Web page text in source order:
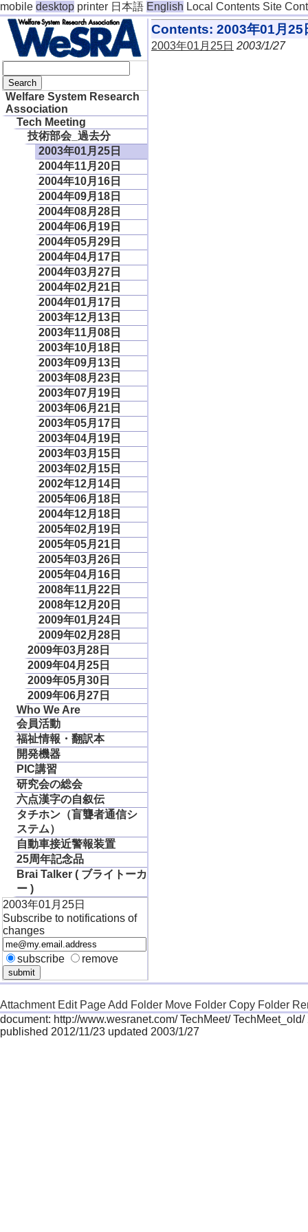
mobile desktop printer 日本語 English Local Contents Site
Welfare System Research
Association
Tech Meeting
技術部会_過去分
2003年01月25日
2004年11月20日
2004年10月16日
2004年09月18日
2004年08月28日
2004年06月19日
2004年05月29日
2004年04月17日
2004年03月27日
2004年02月21日
2004年01月17日
2003年12月13日
2003年11月08日
2003年10月18日
2003年09月13日
2003年08月23日
2003年07月19日
2003年06月21日
2003年05月17日
2003年04月19日
2003年03月15日
2003年02月15日
2002年12月14日
2005年06月18日
2004年12月18日
2005年02月19日
2005年05月21日
2005年03月26日
2005年04月16日
2008年11月22日
2008年12月20日
2009年01月24日
2009年02月28日
2009年03月28日
2009年04月25日
2009年05月30日
2009年06月27日
Who We Are
会員活動
福祉情報・翻訳本
開発機器
PIC講習
研究会の総会
六点漢字の自叙伝
タチホン（盲聾者通信シ
ステム）
自動車接近警報装置
25周年記念品
Brai Talker ( ブライトーカ
ー )
2003年01月25日
Subscribe to notifications of
changes
subscribe remove
Contents: 2003年01月25
2003年01月25日 2003/1/27
Attachment Edit PageAdd Folder Move Folder Copy Folder
document: http://www.wesranet.com/ TechMeet/
published 2012/11/23 updated 2003/1/27